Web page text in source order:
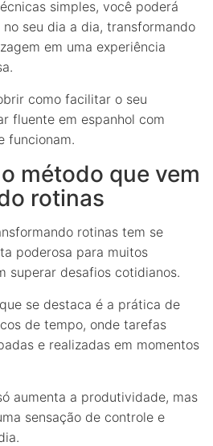
simples, você poderá
seu dia a dia, transformando
em uma experiência
como facilitar o seu
fluente em espanhol com
funcionam.
método que vem
rotinas
rotinas tem se
poderosa para muitos
superar desafios cotidianos.
se destaca é a prática de
de tempo, onde tarefas
e realizadas em momentos
aumenta a produtividade, mas
sensação de controle e